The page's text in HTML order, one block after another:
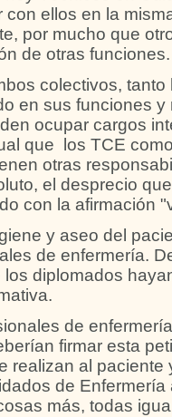
con ellos en la
por mucho que
de otras funciones.
colectivos,
en sus funciones
ocupar cargos
que los TCE
otras
el desprecio
con la afirmación
y aseo del
de enfermería.
diplomados
de
firmar esta
realizan al paciente
de
más, todas